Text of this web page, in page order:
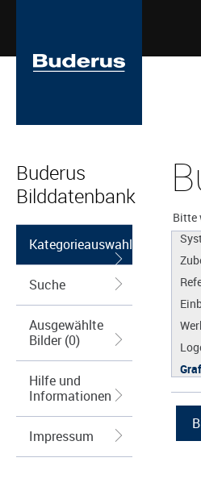
Buderus
Bilddatenbank
Kategorieauswahl
Suche
Ausgewählte
Bilder (0)
Hilfe und
Informationen
Impressum
Bitte